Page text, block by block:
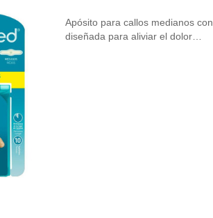
Apósito para callos medianos
diseñada para aliviar el dolor…